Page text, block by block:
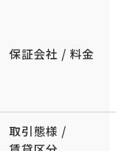
保証会社 / 料金
取引態様 /